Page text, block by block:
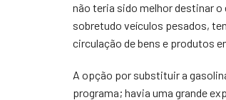
não teria sido melhor destinar
sobretudo veículos pesados,
circulação de bens e produtos
A opção por substituir a
programa; havia uma grande